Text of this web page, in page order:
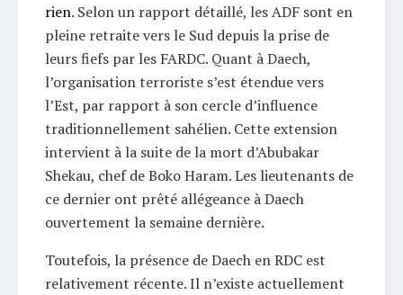
rien. Selon un rapport détaillé, les ADF sont en
pleine retraite vers le Sud depuis la prise de
leurs fiefs par les FARDC. Quant à Daech,
l’organisation terroriste s’est étendue vers
l’Est, par rapport à son cercle d’influence
traditionnellement sahélien. Cette extension
intervient à la suite de la mort d’Abubakar
Shekau, chef de Boko Haram. Les lieutenants de
ce dernier ont prêté allégeance à Daech
ouvertement la semaine dernière.
Toutefois, la présence de Daech en RDC est
relativement récente. Il n’existe actuellement